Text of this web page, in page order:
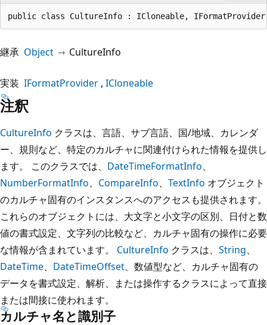
public class CultureInfo : ICloneable, IFormatProvider
継承 Object CultureInfo
実装 IFormatProvider ICloneable
注釈
CultureInfo クラスは、言語、サブ言語、国/地域、カレンダ
ー、規則など、特定のカルチャに関連付けられた情報を提供し
ます。 このクラスでは、 DateTimeFormatInfo、
NumberFormatInfo、 CompareInfo、 TextInfo オブジェクト
のカルチャ固有のインスタンスへのアクセスも提供されます。
これらのオブジェクトには、大文字と小文字の区別、日付と数
値の書式設定、文字列の比較など、カルチャ固有の操作に必要
な情報が含まれています。 CultureInfo クラスは、 String、
DateTime、 DateTimeOffset、数値型など、カルチャ固有の
データを書式設定、解析、または操作するクラスによって直接
または間接に使われます。
カルチャ名と識別子